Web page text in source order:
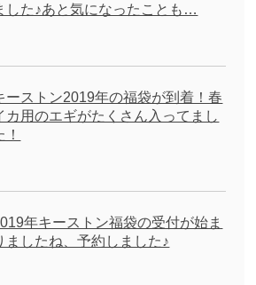
した♪あと気になったことも…
ーストン2019年の福袋が到着！春
カ用のエギがたくさん入ってまし
！
年キーストン福袋の受付が始ま
ましたね、予約しました♪